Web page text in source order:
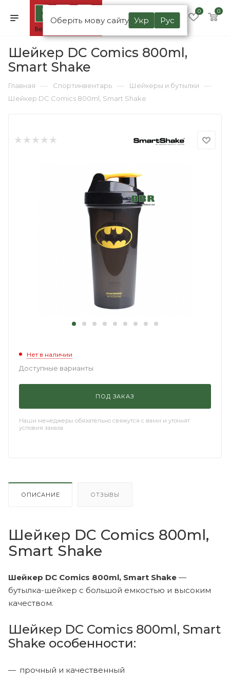
Оберіть мову сайту Укр Рус
0 0
Шейкер DC Comics 800ml,
Smart Shake
Главная — Спортинвентарь — Шейкеры и бутылки —
Шейкер DC Comics 800ml, Smart Shake
Нет в наличии
Доступные варианты
ПОД ЗАКАЗ
Наши менеджеры обязательно свяжутся с вами и уточнят
условия заказа
ОПИСАНИЕ ОТЗЫВЫ
Шейкер DC Comics 800ml,
Smart Shake
Шейкер DC Comics 800ml, Smart Shake —
бутылка-шейкер с большой емкостью и высоким
качеством.
Шейкер DC Comics 800ml, Smart
Shake особенности:
прочный и качественный